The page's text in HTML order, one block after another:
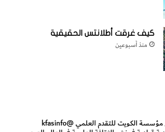
كيف غرقت أطلانتس الحقيقية
منذ أسبوعين
الكويت للتقدم العلمي@kfasinfo